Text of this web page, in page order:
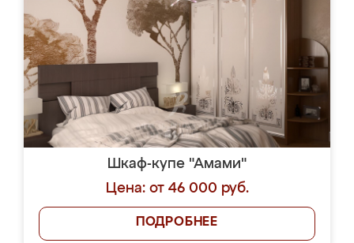
Шкаф-купе "Амами"
Цена: от 46 000 руб.
ПОДРОБНЕЕ